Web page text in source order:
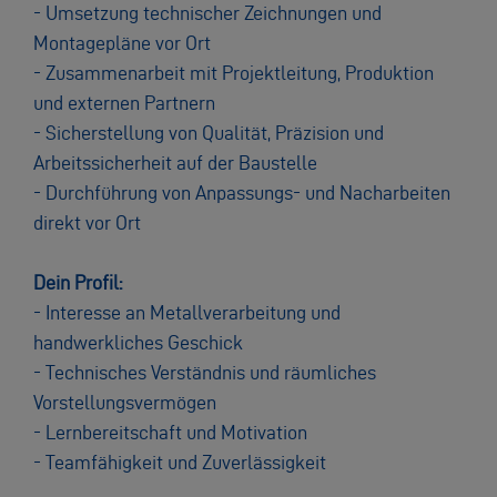
- Umsetzung technischer Zeichnungen und
Montagepläne vor Ort
- Zusammenarbeit mit Projektleitung, Produktion
und externen Partnern
- Sicherstellung von Qualität, Präzision und
Arbeitssicherheit auf der Baustelle
- Durchführung von Anpassungs- und Nacharbeiten
direkt vor Ort
Dein Profil:
- Interesse an Metallverarbeitung und
handwerkliches Geschick
- Technisches Verständnis und räumliches
Vorstellungsvermögen
- Lernbereitschaft und Motivation
- Teamfähigkeit und Zuverlässigkeit